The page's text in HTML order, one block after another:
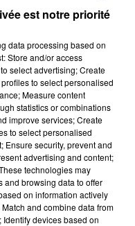
FM, vous
Rencontre
l'actu dans notre
est notre priorité
data processing based on
Store and/or access
select advertising; Create
to select personalised
Measure content
statistics or combinations
improve services; Create
to select personalised
Ensure security, prevent and
advertising and content;
technologies may
and browsing data to offer
on information actively
and combine data from
devices based on